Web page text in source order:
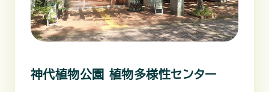
神代植物公園 植物多様性センター